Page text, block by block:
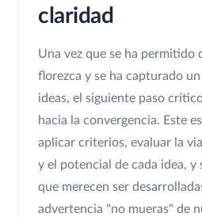
claridad
Una vez que se ha permitido
florezca y se ha capturado
ideas, el siguiente paso
hacia la convergencia. Este
aplicar criterios, evaluar la
y el potencial de cada idea, y
que merecen ser
advertencia "no mueras" de